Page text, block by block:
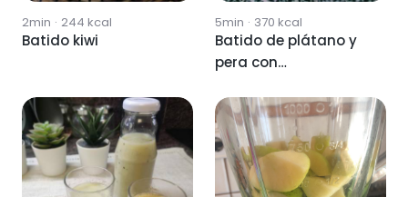
2min · 244 kcal
Batido kiwi
5min · 370 kcal
Batido de plátano y
pera con
manzana